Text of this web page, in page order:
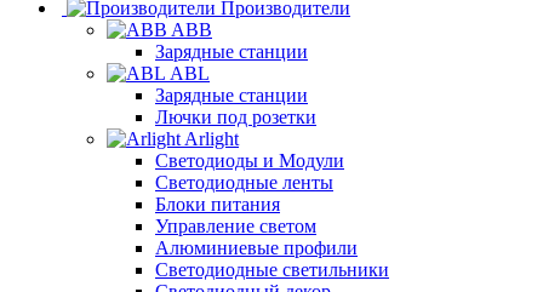
Производители
ABB
Зарядные станции
ABL
Зарядные станции
Лючки под розетки
Arlight
Светодиоды и Модули
Светодиодные ленты
Блоки питания
Управление светом
Алюминиевые профили
Светодиодные светильники